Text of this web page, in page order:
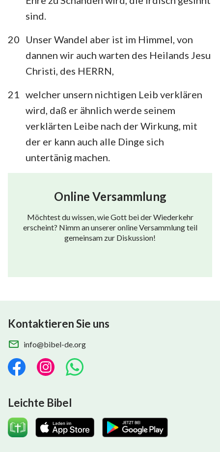
sind.
20
Unser Wandel aber ist im Himmel, von
dannen wir auch warten des Heilands Jesu
Christi, des HERRN,
21
welcher unsern nichtigen Leib verklären
wird, daß er ähnlich werde seinem
verklärten Leibe nach der Wirkung, mit
der er kann auch alle Dinge sich
untertänig machen.
Online Versammlung
Möchtest du wissen, wie Gott bei der Wiederkehr
erscheint? Nimm an unserer online Versammlung teil
gemeinsam zur Diskussion!
Kontaktieren Sie uns
info@bibel-de.org
Leichte Bibel